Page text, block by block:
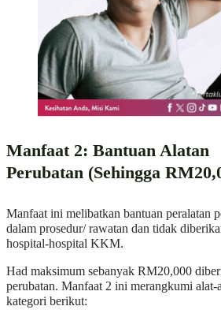
Manfaat 2: Bantuan Alatan
Perubatan (Sehingga
Manfaat ini melibatkan bantuan peralatan
dalam prosedur/ rawatan dan tidak
hospital-hospital KKM.
Had maksimum sebanyak RM20,000
perubatan. Manfaat 2 ini merangkumi alat-
kategori berikut: